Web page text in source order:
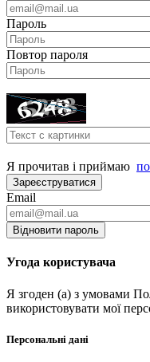
Пароль
Повтор пароля
Я прочитав і приймаю
Зареєструватися
Email
Відновити пароль
Угода користувача
Я згоден (а) з умовами
використовувати мої
Персональні дані